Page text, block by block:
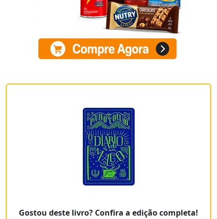
Gostou deste livro? Confira a edição completa!